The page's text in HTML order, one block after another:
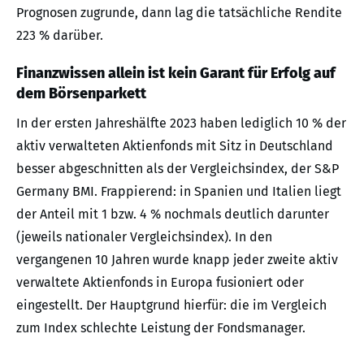
Prognosen zugrunde, dann lag die tatsächliche Rendite
223 % darüber.
Finanzwissen allein ist kein Garant für Erfolg auf
dem Börsenparkett
In der ersten Jahreshälfte 2023 haben lediglich 10 % der
aktiv verwalteten Aktienfonds mit Sitz in Deutschland
besser abgeschnitten als der Vergleichsindex, der S&P
Germany BMI. Frappierend: in Spanien und Italien liegt
der Anteil mit 1 bzw. 4 % nochmals deutlich darunter
(jeweils nationaler Vergleichsindex). In den
vergangenen 10 Jahren wurde knapp jeder zweite aktiv
verwaltete Aktienfonds in Europa fusioniert oder
eingestellt. Der Hauptgrund hierfür: die im Vergleich
zum Index schlechte Leistung der Fondsmanager.